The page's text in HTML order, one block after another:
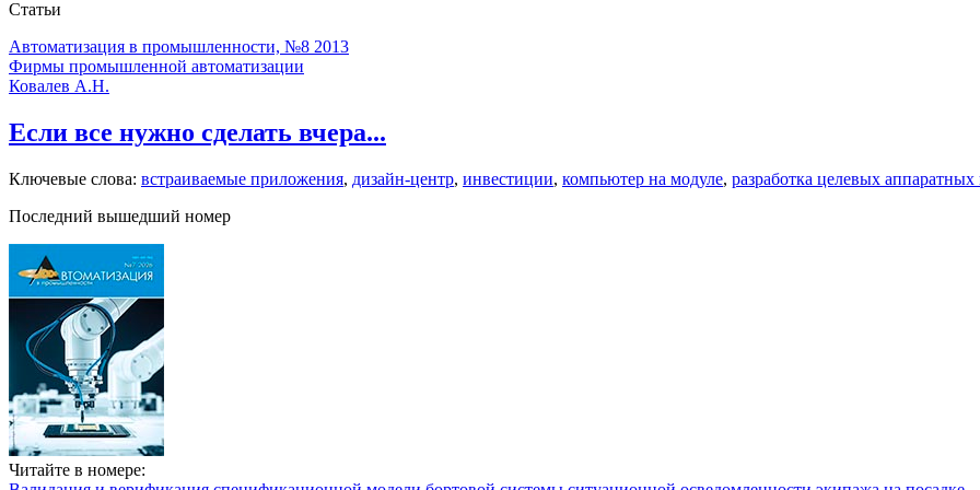
Статьи
Автоматизация в промышленности, №8 2013
Фирмы промышленной автоматизации
Ковалев А.Н.
Если все нужно сделать вчера...
Ключевые слова: встраиваемые приложения, дизайн-центр, инвестиции, компьютер на модуле, разработка целевых
Последний вышедший номер
Читайте в номере: